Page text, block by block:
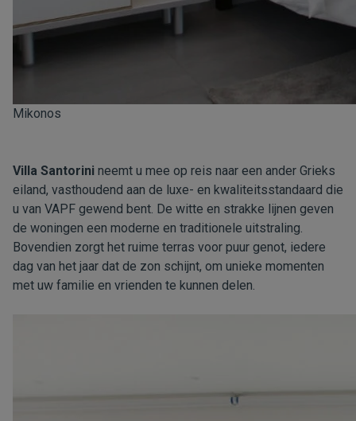
Mikonos
Villa Santorini neemt u mee op reis naar een ander Grieks
eiland, vasthoudend aan de luxe- en kwaliteitsstandaard die
u van VAPF gewend bent. De witte en strakke lijnen geven
de woningen een moderne en traditionele uitstraling.
Bovendien zorgt het ruime terras voor puur genot, iedere
dag van het jaar dat de zon schijnt, om unieke momenten
met uw familie en vrienden te kunnen delen.